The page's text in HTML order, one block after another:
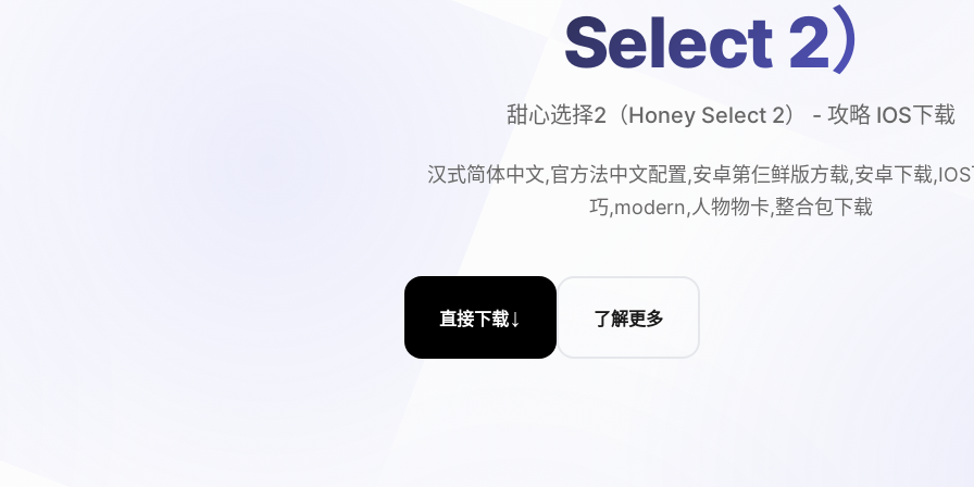
Select 2）
甜心选择2（Honey Select 2） - 攻略 IOS下载
汉式简体中文,官方法中文配置,安卓第仨鲜版方载,安卓下载
巧,modern,人物物卡,整合包下载
直接下载↓ 了解更多